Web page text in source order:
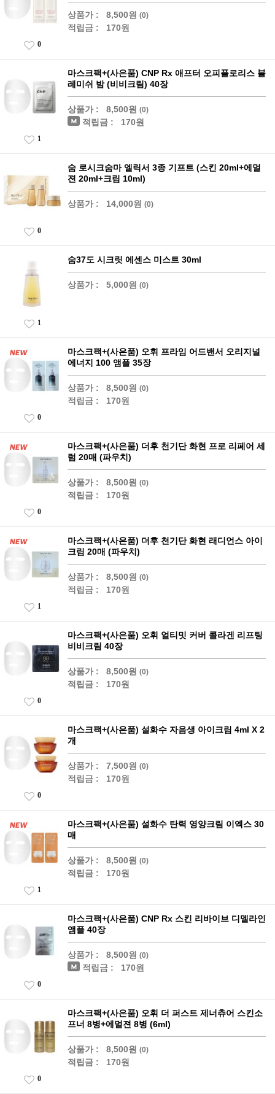
상품가 : 8,500원 (0)
적립금 : 170원
0
마스크팩+(사은품) CNP Rx 애프터 오피플로리스 블
레미쉬 밤 (비비크림) 40장
상품가 : 8,500원 (0)
적립금 : 170원
1
숨 로시크숨마 엘릭서 3종 기프트 (스킨 20ml+에멀
젼 20ml+크림 10ml)
상품가 : 14,000원 (0)
0
숨37도 시크릿 에센스 미스트 30ml
상품가 : 5,000원 (0)
1
마스크팩+(사은품) 오휘 프라임 어드밴서 오리지널
에너지 100 앰플 35장
상품가 : 8,500원 (0)
적립금 : 170원
0
마스크팩+(사은품) 더후 천기단 화현 프로 리페어 세
럼 20매 (파우치)
상품가 : 8,500원 (0)
적립금 : 170원
0
마스크팩+(사은품) 더후 천기단 화현 래디언스 아이
크림 20매 (파우치)
상품가 : 8,500원 (0)
적립금 : 170원
1
마스크팩+(사은품) 오휘 얼티밋 커버 콜라겐 리프팅
비비크림 40장
상품가 : 8,500원 (0)
적립금 : 170원
0
마스크팩+(사은품) 설화수 자음생 아이크림 4ml X 2
개
상품가 : 7,500원 (0)
적립금 : 170원
0
마스크팩+(사은품) 설화수 탄력 영양크림 이엑스 30
매
상품가 : 8,500원 (0)
적립금 : 170원
1
마스크팩+(사은품) CNP Rx 스킨 리바이브 디멜라인
앰플 40장
상품가 : 8,500원 (0)
적립금 : 170원
0
마스크팩+(사은품) 오휘 더 퍼스트 제너츄어 스킨소
프너 8병+에멀젼 8병 (6ml)
상품가 : 8,500원 (0)
적립금 : 170원
0